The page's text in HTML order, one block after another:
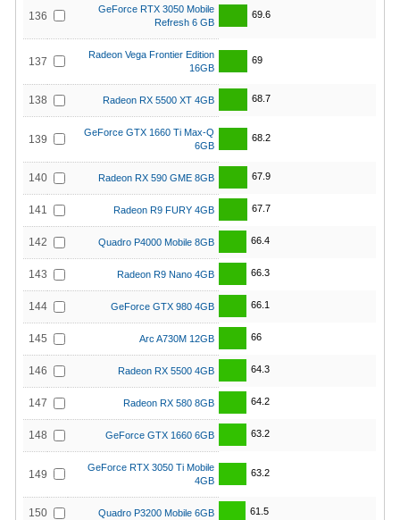
136
GeForce RTX 3050 Mobile
Refresh 6 GB
69.6
137
Radeon Vega Frontier Edition
16GB
69
138 Radeon RX 5500 XT 4GB 68.7
139
GeForce GTX 1660 Ti Max-Q
6GB
68.2
140 Radeon RX 590 GME 8GB 67.9
141 Radeon R9 FURY 4GB 67.7
142 Quadro P4000 Mobile 8GB 66.4
143 Radeon R9 Nano 4GB 66.3
144 GeForce GTX 980 4GB 66.1
145 Arc A730M 12GB 66
146 Radeon RX 5500 4GB 64.3
147 Radeon RX 580 8GB 64.2
148 GeForce GTX 1660 6GB 63.2
149
GeForce RTX 3050 Ti Mobile
4GB
63.2
150 Quadro P3200 Mobile 6GB 61.5